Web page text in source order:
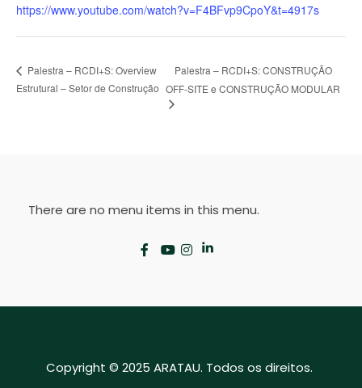
https://www.youtube.com/watch?v=F4BFvp9CpoY&t=4917s
Palestra – RCDI+S: Overview
Estrutural – Setor de Construção
Palestra – RCDI+S: CONSTRUÇÃO
OFF-SITE e CONSTRUÇÃO MODULAR
There are no menu items in this menu.
Copyright © 2025 ARATAU. Todos os direitos.